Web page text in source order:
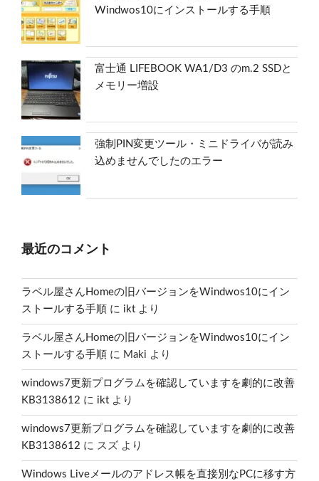
Windwos10にインストールする手順
富士通 LIFEBOOK WA1/D3 のm.2 SSDと
メモリー増設
強制PIN変更ツール・ミニドライバが読み
込めませんでしたのエラー
最近のコメント
ラベル屋さんHomeの旧バージョンをWindwos10にイン
ストールする手順 に ikt より
ラベル屋さんHomeの旧バージョンをWindwos10にイン
ストールする手順 に Maki より
windows7更新プログラムを確認していますを劇的に改善
KB3138612 に ikt より
windows7更新プログラムを確認していますを劇的に改善
KB3138612 に スズ より
Windows Liveメールのアドレス帳を直接別なPCに移す方